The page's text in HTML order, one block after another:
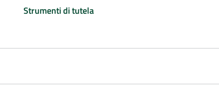
Strumenti di tutela